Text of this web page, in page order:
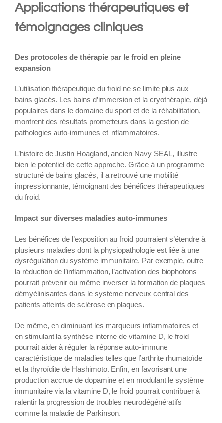
Applications thérapeutiques et
témoignages cliniques
Des protocoles de thérapie par le froid en pleine
expansion
L’utilisation thérapeutique du froid ne se limite plus aux
bains glacés. Les bains d’immersion et la cryothérapie, déjà
populaires dans le domaine du sport et de la réhabilitation,
montrent des résultats prometteurs dans la gestion de
pathologies auto-immunes et inflammatoires.
L’histoire de Justin Hoagland, ancien Navy SEAL, illustre
bien le potentiel de cette approche. Grâce à un programme
structuré de bains glacés, il a retrouvé une mobilité
impressionnante, témoignant des bénéfices thérapeutiques
du froid.
Impact sur diverses maladies auto-immunes
Les bénéfices de l’exposition au froid pourraient s’étendre à
plusieurs maladies dont la physiopathologie est liée à une
dysrégulation du système immunitaire. Par exemple, outre
la réduction de l’inflammation, l’activation des biophotons
pourrait prévenir ou même inverser la formation de plaques
démyélinisantes dans le système nerveux central des
patients atteints de sclérose en plaques.
De même, en diminuant les marqueurs inflammatoires et
en stimulant la synthèse interne de vitamine D, le froid
pourrait aider à réguler la réponse auto-immune
caractéristique de maladies telles que l’arthrite rhumatoïde
et la thyroïdite de Hashimoto. Enfin, en favorisant une
production accrue de dopamine et en modulant le système
immunitaire via la vitamine D, le froid pourrait contribuer à
ralentir la progression de troubles neurodégénératifs
comme la maladie de Parkinson.